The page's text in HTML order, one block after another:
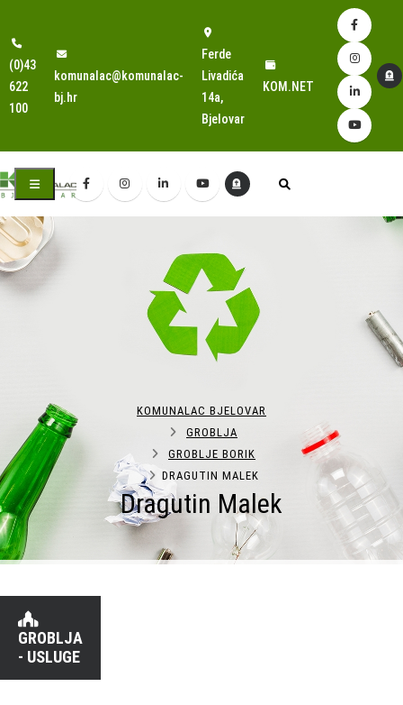
(0)43
622
100
komunalac@komunalac-
bj.hr
Ferde
Livadića
14a,
Bjelovar
KOM.NET
Dragutin Malek
KOMUNALAC BJELOVAR
GROBLJA
GROBLJE BORIK
DRAGUTIN MALEK
GROBLJA
- USLUGE